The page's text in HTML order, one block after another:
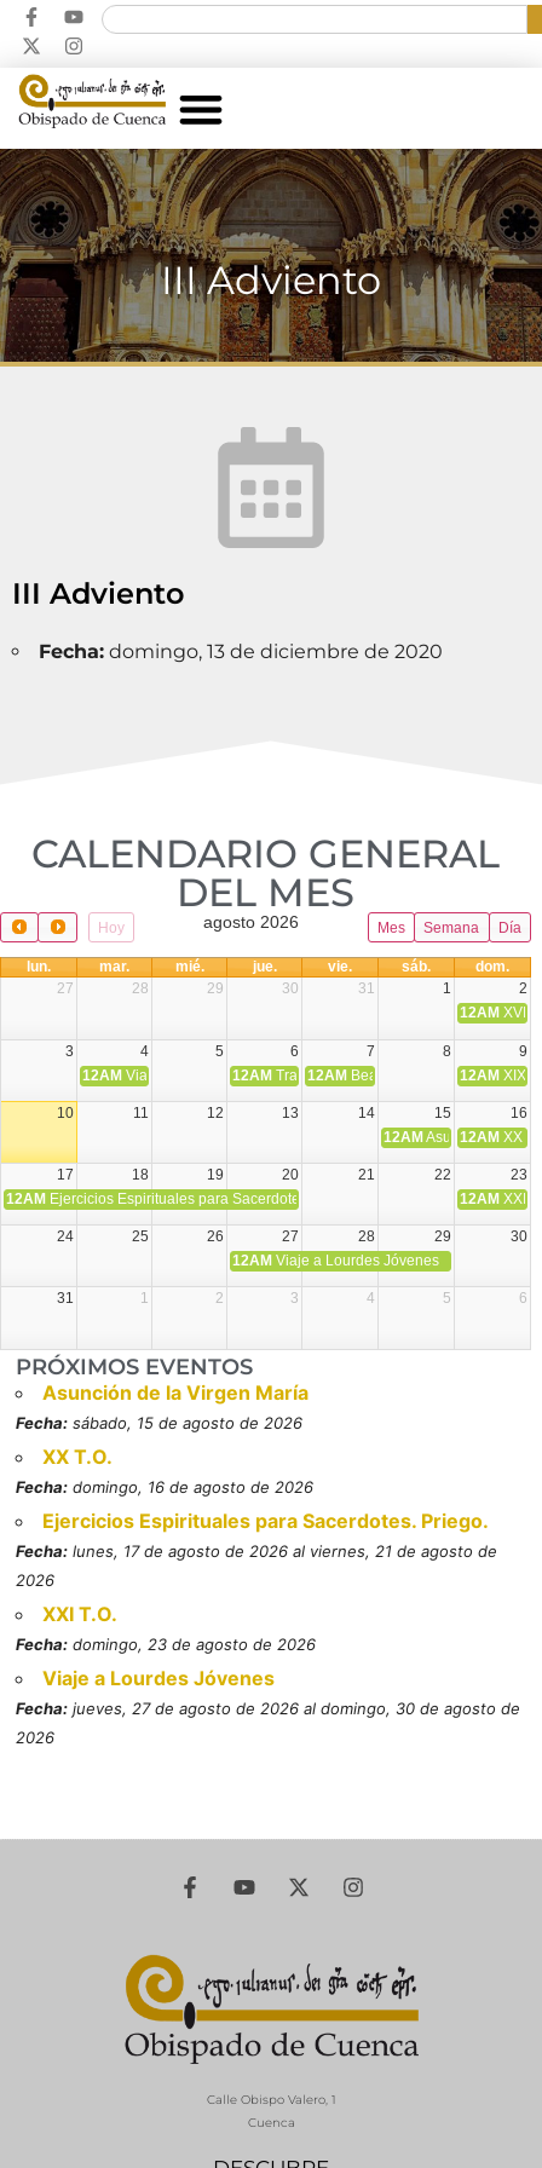
III Adviento
III Adviento
Fecha: domingo, 13 de diciembre de 2020
CALENDARIO GENERAL
DEL MES​
Hoy Mes Semana Día
agosto 2026
lun. mar. mié. jue. vie. sáb.
dom.
27
28 29 30 31 1
2
12AM XVIII
3 4 5 6 7 8
9
12AM Viaje Diocesano a Japón.
12AM Transfiguración del Señor
12AM Beatos Cruz Laplana,
12AM XIX
10 11 12 13 14 15
16
12AM Asunción de la
12AM XX
17 18 19 20 21 22
23
12AM Ejercicios Espirituales para Sacerdotes. Priego. 12AM XXI
24 25 26 27 28 29
30
12AM Viaje a Lourdes Jóvenes
31 1 2 3 4 5 6
PRÓXIMOS EVENTOS
Asunción de la Virgen María
Fecha: sábado, 15 de agosto de 2026
XX T.O.
Fecha: domingo, 16 de agosto de 2026
Ejercicios Espirituales para Sacerdotes. Priego.
Fecha: lunes, 17 de agosto de 2026 al viernes, 21 de agosto de
2026
XXI T.O.
Fecha: domingo, 23 de agosto de 2026
Viaje a Lourdes Jóvenes
Fecha: jueves, 27 de agosto de 2026 al domingo, 30 de agosto de
2026
Calle Obispo Valero, 1
Cuenca